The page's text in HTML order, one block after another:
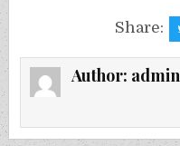
Share:
Author: admin